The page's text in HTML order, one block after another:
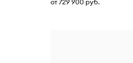
от 729 900 руб.